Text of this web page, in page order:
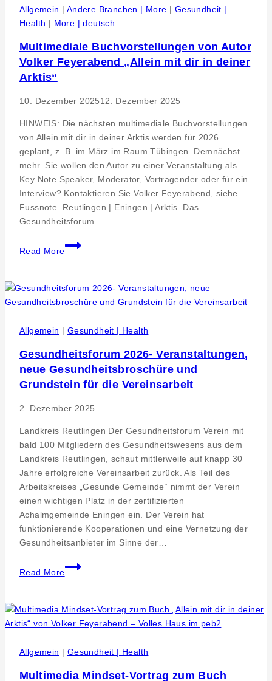
selbst-
Buch:
mit
dir
Arktis
Allgemein | Andere Branchen | More | Gesundheit |
Health | More | deutsch
Multimediale Buchvorstellungen von Autor
Volker Feyerabend „Allein mit dir in deiner
Arktis“
10. Dezember 202512. Dezember 2025
HINWEIS: Die nächsten multimediale Buchvorstellungen
von Allein mit dir in deiner Arktis werden für 2026
geplant, z. B. im März im Raum Tübingen. Demnächst
mehr. Sie wollen den Autor zu einer Veranstaltung als
Key Note Speaker, Moderator, Vortragender oder für ein
Interview? Kontaktieren Sie Volker Feyerabend, siehe
Fussnote. Reutlingen | Eningen | Arktis. Das
Gesundheitsforum…
Read More
Multimediale
Buchvorstellungen
Autor
Volker
„Allein
dir
in
deiner
Allgemein | Gesundheit | Health
Gesundheitsforum 2026- Veranstaltungen,
neue Gesundheitsbroschüre und
Grundstein für die Vereinsarbeit
2. Dezember 2025
Landkreis Reutlingen Der Gesundheitsforum Verein mit
bald 100 Mitgliedern des Gesundheitswesens aus dem
Landkreis Reutlingen, schaut mittlerweile auf knapp 30
Jahre erfolgreiche Vereinsarbeit zurück. Als Teil des
Arbeitskreises „Gesunde Gemeinde“ nimmt der Verein
einen wichtigen Platz in der zertifizierten
Achalmgemeinde Eningen ein. Der Verein hat
funktionierende Kooperationen und eine Vernetzung der
Gesundheitsanbieter im Sinne der…
Read More
Gesundheitsforum
2026-
neue
Gesundheitsbroschüre
Grundstein
die
Allgemein | Gesundheit | Health
Multimedia Mindset-Vortrag zum Buch